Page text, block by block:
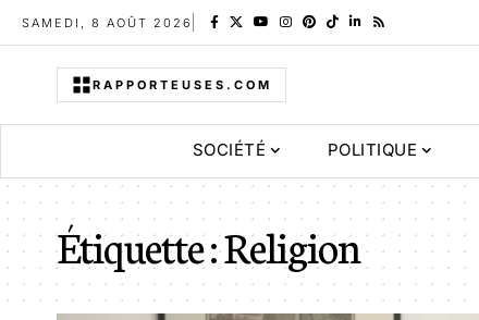
SAMEDI, 8 AOÛT 2026
RAPPORTEUSES.COM
SOCIÉTÉ POLITIQUE
Étiquette :Religion